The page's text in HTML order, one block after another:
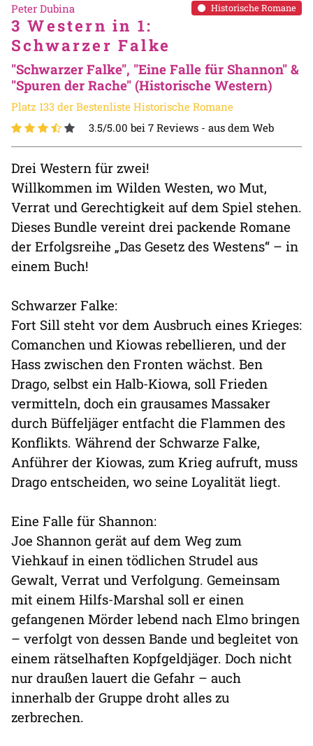
Historische Romane
Peter Dubina
3 Western in 1:
Schwarzer Falke
"Schwarzer Falke", "Eine Falle für Shannon" &
"Spuren der Rache" (Historische Western)
Platz 133 der Bestenliste Historische Romane
3.5/5.00 bei 7 Reviews - aus dem Web
Drei Western für zwei!
Willkommen im Wilden Westen, wo Mut,
Verrat und Gerechtigkeit auf dem Spiel stehen.
Dieses Bundle vereint drei packende Romane
der Erfolgsreihe „Das Gesetz des Westens“ – in
einem Buch!
Schwarzer Falke:
Fort Sill steht vor dem Ausbruch eines Krieges:
Comanchen und Kiowas rebellieren, und der
Hass zwischen den Fronten wächst. Ben
Drago, selbst ein Halb-Kiowa, soll Frieden
vermitteln, doch ein grausames Massaker
durch Büffeljäger entfacht die Flammen des
Konflikts. Während der Schwarze Falke,
Anführer der Kiowas, zum Krieg aufruft, muss
Drago entscheiden, wo seine Loyalität liegt.
Eine Falle für Shannon:
Joe Shannon gerät auf dem Weg zum
Viehkauf in einen tödlichen Strudel aus
Gewalt, Verrat und Verfolgung. Gemeinsam
mit einem Hilfs-Marshal soll er einen
gefangenen Mörder lebend nach Elmo bringen
– verfolgt von dessen Bande und begleitet von
einem rätselhaften Kopfgeldjäger. Doch nicht
nur draußen lauert die Gefahr – auch
innerhalb der Gruppe droht alles zu
zerbrechen.